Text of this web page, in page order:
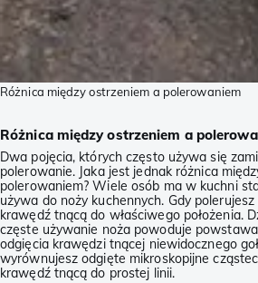
Różnica między ostrzeniem a polerowaniem
Różnica między ostrzeniem a
Dwa pojęcia, których często używa się
polerowanie. Jaka jest jednak różnica
polerowaniem? Wiele osób ma w kuchni
używa do noży kuchennych. Gdy
krawędź tnącą do właściwego położenia.
częste używanie noża powoduje
odgięcia krawędzi tnącej niewidocznego
wyrównujesz odgięte mikroskopijne
krawędź tnącą do prostej linii.